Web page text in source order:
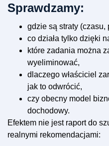
Sprawdzamy:
gdzie są straty (czasu,
co działa tylko dzięki
które zadania można
wyeliminować,
dlaczego właściciel
jak to odwrócić,
czy obecny model
dochodowy.
Efektem nie jest raport do
realnymi rekomendacjami: